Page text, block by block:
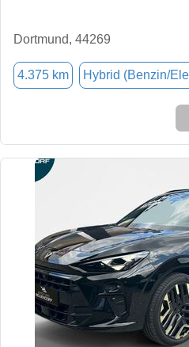
Dortmund, 44269
4.375 km Hybrid (Benzin/